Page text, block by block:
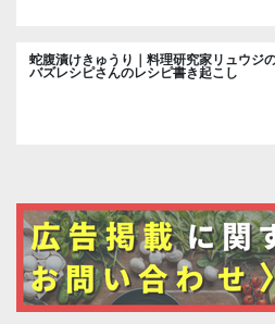
蛇腹漬けきゅうり｜料理研究家リュウジ
バズレシピさんのレシピ書き起こし